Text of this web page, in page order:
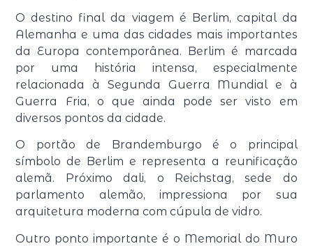
O destino final da viagem é Berlim, capital da
Alemanha e uma das cidades mais importantes
da Europa contemporânea. Berlim é marcada
por uma história intensa, especialmente
relacionada à Segunda Guerra Mundial e à
Guerra Fria, o que ainda pode ser visto em
diversos pontos da cidade.
O portão de Brandemburgo é o principal
símbolo de Berlim e representa a reunificação
alemã. Próximo dali, o Reichstag, sede do
parlamento alemão, impressiona por sua
arquitetura moderna com cúpula de vidro.
Outro ponto importante é o Memorial do Muro